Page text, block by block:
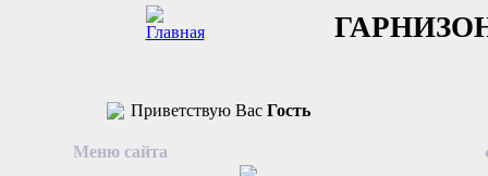
Приветствую Вас Гость
Меню сайта